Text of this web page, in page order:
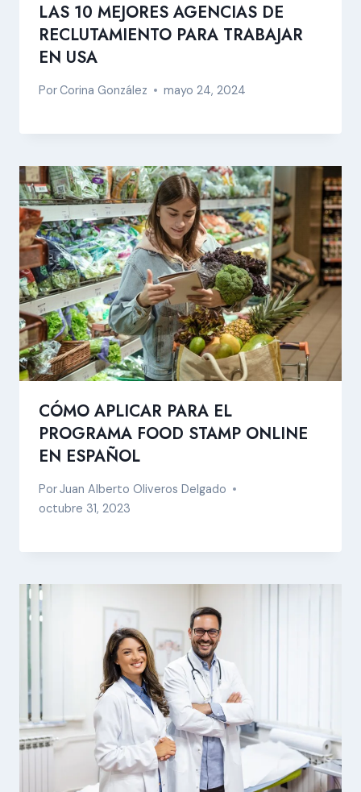
LAS 10 MEJORES AGENCIAS DE
RECLUTAMIENTO PARA TRABAJAR
EN USA
PorCorina González mayo 24, 2024
CÓMO APLICAR PARA EL
PROGRAMA FOOD STAMP ONLINE
EN ESPAÑOL
PorJuan Alberto Oliveros Delgado
octubre 31, 2023